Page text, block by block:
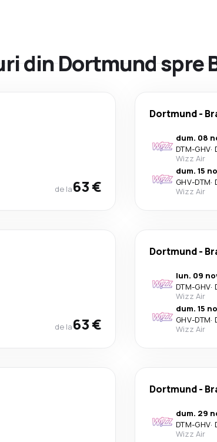
din Dortmund spre
de la63 €
Dortmund-
dum. 08
DTM-GHV·
Wizz Air
dum. 15
GHV-DTM·
Wizz Air
de la63 €
Dortmund-
lun. 09
DTM-GHV·
Wizz Air
dum. 15
GHV-DTM·
Wizz Air
Dortmund-
dum. 29
DTM-GHV·
Wizz Air